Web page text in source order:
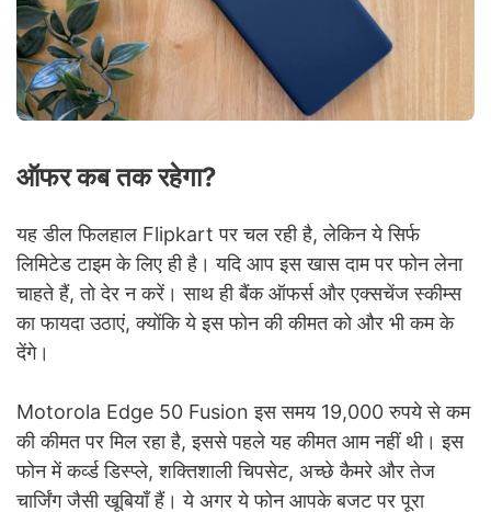
ऑफर कब तक रहेगा?
यह डील फिलहाल Flipkart पर चल रही है, लेकिन ये सिर्फ
लिमिटेड टाइम के लिए ही है। यदि आप इस खास दाम पर फोन लेना
चाहते हैं, तो देर न करें। साथ ही बैंक ऑफर्स और एक्सचेंज स्कीम्स
का फायदा उठाएं, क्योंकि ये इस फोन की कीमत को और भी कम के
देंगे।
Motorola Edge 50 Fusion इस समय 19,000 रुपये से कम
की कीमत पर मिल रहा है, इससे पहले यह कीमत आम नहीं थी। इस
फोन में कर्व्ड डिस्प्ले, शक्तिशाली चिपसेट, अच्छे कैमरे और तेज
चार्जिंग जैसी खूबियाँ हैं। ये अगर ये फोन आपके बजट पर पूरा